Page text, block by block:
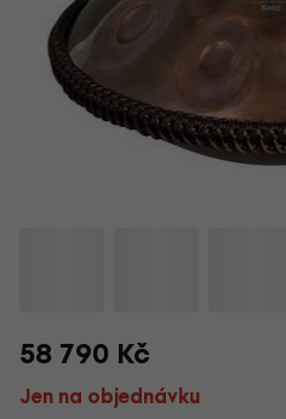
58 790 Kč
Jen na objednávku